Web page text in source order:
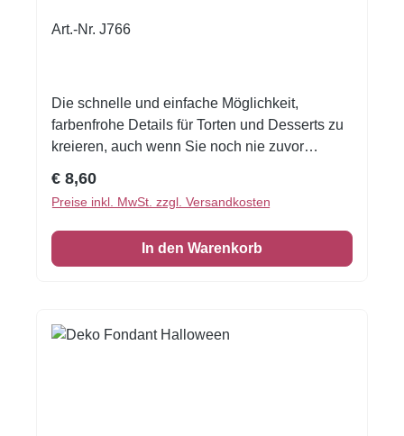
Art.-Nr. J766
Die schnelle und einfache Möglichkeit,
farbenfrohe Details für Torten und Desserts zu
kreieren, auch wenn Sie noch nie zuvor
schneiden oder stanzen Sie jede beliebige
Form - keine Vorbereitung. Fondantfolie hat
einen leichten, süßen Geschmack. Auch das
Einschlagen von Keksen oder Kuchen ist
Regulärer Preis:
€ 8,60
Preise inkl. MwSt. zzgl. Versandkosten
In den Warenkorb